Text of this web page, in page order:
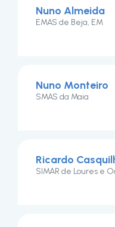
Nuno Almeida
EMAS de Beja, EM
Nuno Monteiro
SMAS da Maia
Ricardo
SIMAR de Loures e